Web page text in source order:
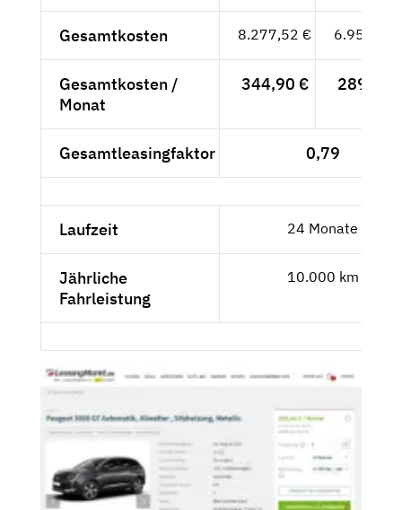
Gesamtkosten 8.277,52 € 6.955,90
Gesamtkosten /
Monat
344,90 € 289,83
Gesamtleasingfaktor 0,79
Laufzeit 24 Monate
Jährliche
Fahrleistung
10.000 km